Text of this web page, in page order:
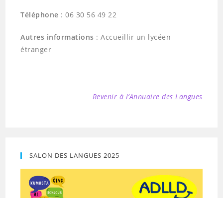
Téléphone : 06 30 56 49 22
Autres informations : Accueillir un lycéen
étranger
Revenir à l’Annuaire des Langues
SALON DES LANGUES 2025